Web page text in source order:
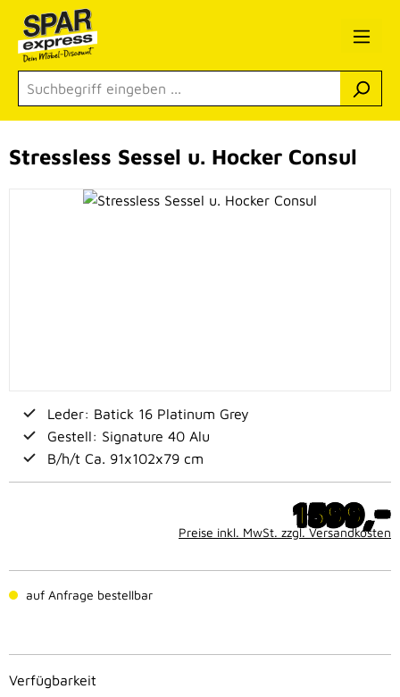
Zum Hauptinhalt springen
Bildergalerie überspringen
Stressless Sessel u. Hocker Consul
Leder: Batick 16 Platinum Grey
Gestell: Signature 40 Alu
B/h/t Ca. 91x102x79 cm
1599,-
Preise inkl. MwSt. zzgl. Versandkosten
auf Anfrage bestellbar
Verfügbarkeit